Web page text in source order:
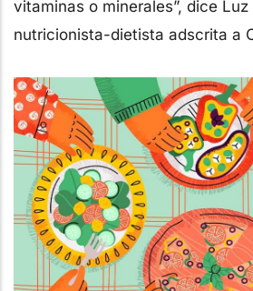
vitaminas o minerales”, dice
nutricionista-dietista adscrita a